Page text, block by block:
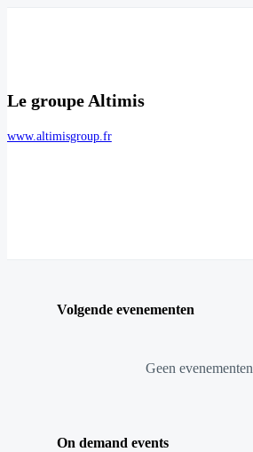
Le groupe Altimis
www.altimisgroup.fr
Volgende evenementen
Geen evenementen
On demand events